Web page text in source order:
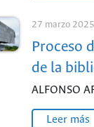
27 marzo 2025
Proceso
de la
ALFONSO
Leer más